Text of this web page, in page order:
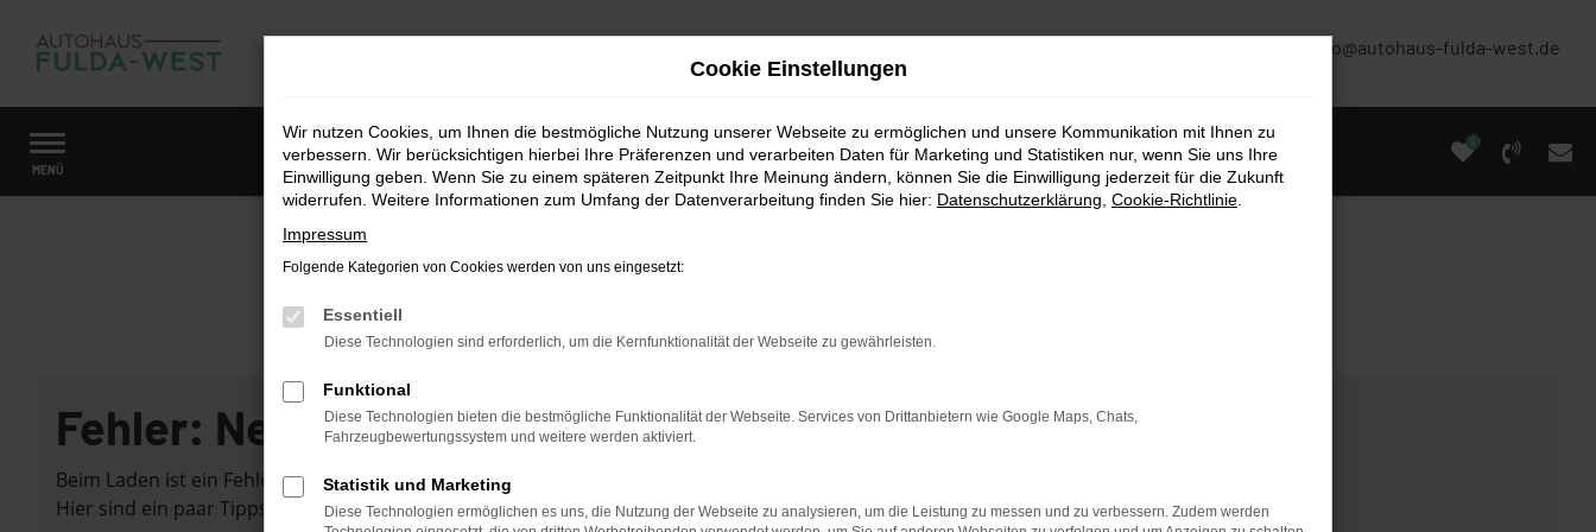
Zum
Hauptinhalt
info@autohaus-fulda-west.de
MENÜ
0
Startseite Fahrzeugmarkt
Fehler: Network Error
Beim Laden ist ein Fehler aufgetreten.
Hier sind ein paar Tipps, die dir helfen können:
Cookie Einstellungen
Wir nutzen Cookies, um Ihnen die bestmögliche Nutzung unserer Webseite zu ermöglichen und unsere Kommunikation mit Ihnen zu
verbessern. Wir berücksichtigen hierbei Ihre Präferenzen und verarbeiten Daten für Marketing und Statistiken nur, wenn Sie uns Ihre
Einwilligung geben. Wenn Sie zu einem späteren Zeitpunkt Ihre Meinung ändern, können Sie die Einwilligung jederzeit für die Zukunft
widerrufen. Weitere Informationen zum Umfang der Datenverarbeitung finden Sie hier: Datenschutzerklärung Cookie-Richtlinie
Impressum
Folgende Kategorien von Cookies werden von uns eingesetzt:
Essentiell
Diese Technologien sind erforderlich, um die Kernfunktionalität der Webseite zu gewährleisten.
Funktional
Diese Technologien bieten die bestmögliche Funktionalität der Webseite. Services von Drittanbietern wie Google Maps, Chats,
Fahrzeugbewertungssystem und weitere werden aktiviert.
Statistik und Marketing
Diese Technologien ermöglichen es uns, die Nutzung der Webseite zu analysieren, um die Leistung zu messen und zu verbessern. Zudem werden